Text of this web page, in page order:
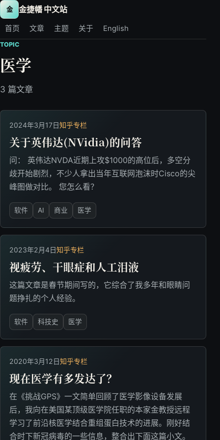
金 金捷幡 中文站
首页 文章 主题 关于 English
TOPIC
医学
3 篇文章
2024年3月17日知乎专栏
关于英伟达(NVidia)的问答
问： 英伟达NVDA近期上攻$1000的高位后，多空分
歧开始剧烈，不少人拿出当年互联网泡沫时Cisco的尖
峰图做对比。 您怎么看？
软件 AI 商业 医学
2023年2月4日知乎专栏
视疲劳、干眼症和人工泪液
这篇文章是春节期间写的，它综合了我多年和眼睛问
题挣扎的个人经验。
软件 科技史 医学
2020年3月12日知乎专栏
现在医学有多发达了？
在《挑战GPS》一文简单回顾了医学影像设备发展
后，我向在美国某顶级医学院任职的本家金教授远程
学习了前沿核医学结合重组蛋白技术的进展。刚好结
合时下新冠病毒的一些信息，整合出下面这篇小文。